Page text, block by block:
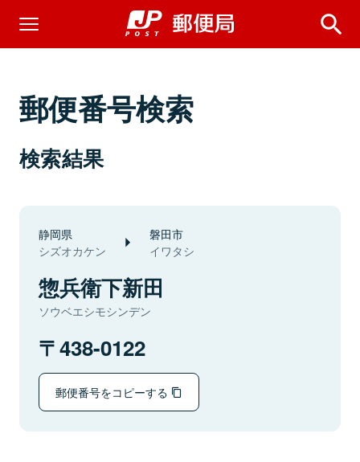
郵便番号検索
検索結果
静岡県
シズオカケン
磐田市
イワタシ
惣兵衛下新田
ソウベエシモシンデン
438-0122
郵便番号をコピーする